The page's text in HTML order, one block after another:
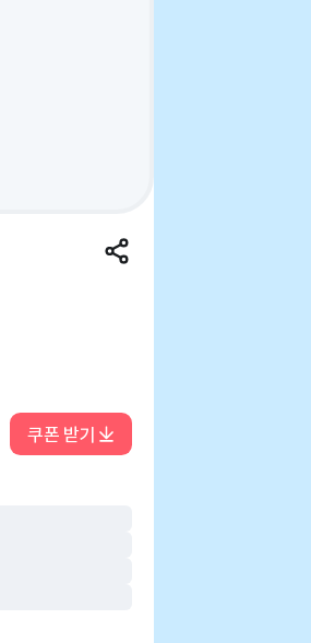
쿠폰 받기